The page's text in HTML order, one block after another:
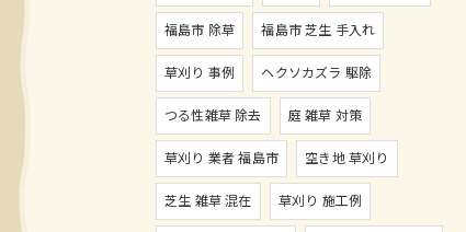
福島市 除草
福島市 芝生 手入れ
草刈り 事例
ヘクソカズラ 駆除
つる性雑草 除去
庭 雑草 対策
草刈り 業者 福島市
空き地 草刈り
芝生 雑草 混在
草刈り 施工例